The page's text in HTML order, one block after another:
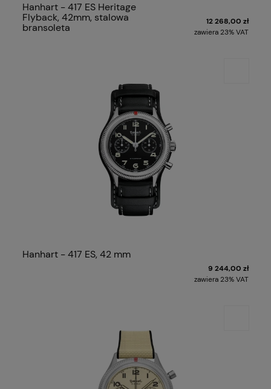
Hanhart - 417 ES Heritage
Flyback, 42mm, stalowa
bransoleta
12 268,00 zł
zawiera 23% VAT
Hanhart - 417 ES, 42 mm
9 244,00 zł
zawiera 23% VAT